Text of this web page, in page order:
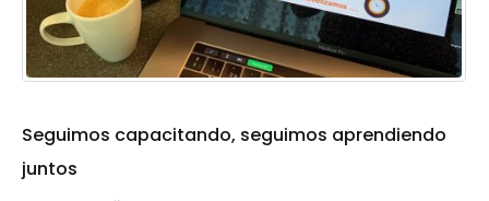
Seguimos capacitando, seguimos aprendiendo
juntos